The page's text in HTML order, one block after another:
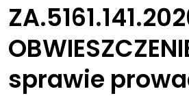
sprawie